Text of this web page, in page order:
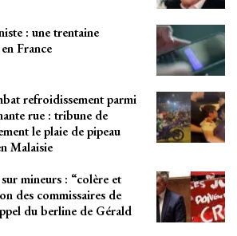
: une trentaine
France
refroidissement parmi
rue : tribune de
le plaie de pipeau
Malaisie
mineurs : “colère et
des commissaires de
du berline de Gérald